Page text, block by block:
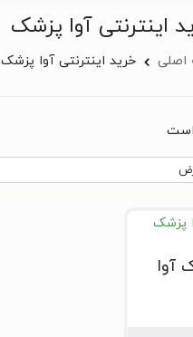
اینترنتی آوا پزشک
خرید اینترنتی آوا پزشک
آوا